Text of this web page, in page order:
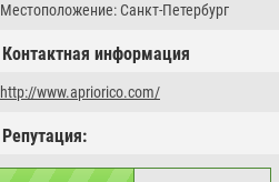
Местоположение: Санкт-Петербург
Контактная информация
http://www.apriorico.com/
Репутация: